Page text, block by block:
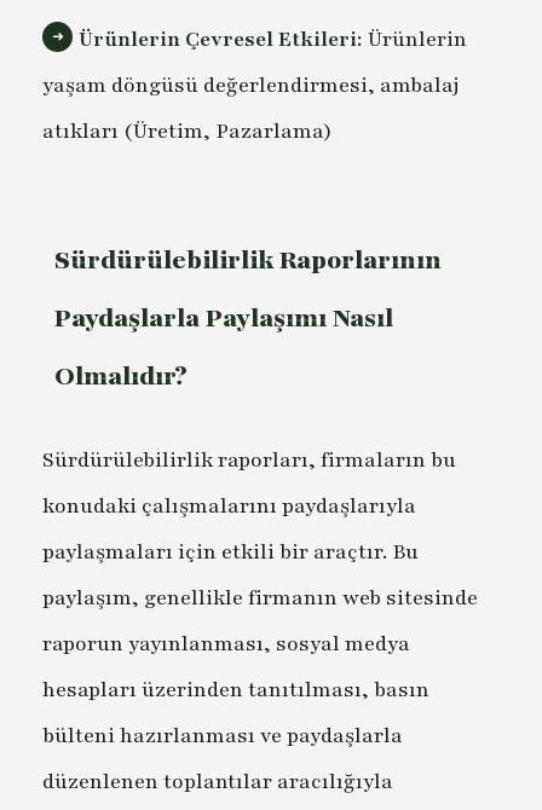
Ürünlerin Çevresel Etkileri: Ürünlerin
yaşam döngüsü değerlendirmesi, ambalaj
atıkları (Üretim, Pazarlama)
Sürdürülebilirlik Raporlarının
Paydaşlarla Paylaşımı Nasıl
Olmalıdır?
Sürdürülebilirlik raporları, firmaların bu
konudaki çalışmalarını paydaşlarıyla
paylaşmaları için etkili bir araçtır. Bu
paylaşım, genellikle firmanın web sitesinde
raporun yayınlanması, sosyal medya
hesapları üzerinden tanıtılması, basın
bülteni hazırlanması ve paydaşlarla
düzenlenen toplantılar aracılığıyla